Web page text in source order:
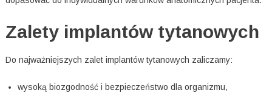
Zalety implantów tytanowych
Do najważniejszych zalet implantów tytanowych zaliczamy:
wysoką biozgodność i bezpieczeństwo dla organizmu,